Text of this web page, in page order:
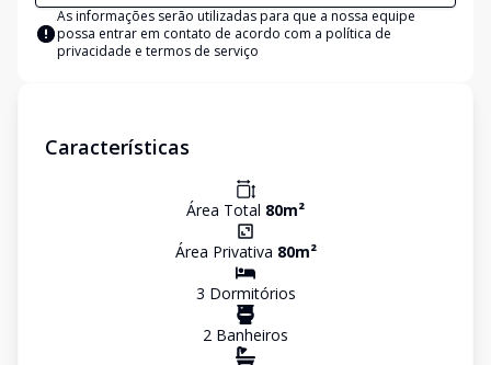
As informações serão utilizadas para que a nossa equipe
possa entrar em contato de acordo com a política de
privacidade e termos de serviço
Características
Área Total 80m²
Área Privativa 80m²
3 Dormitórios
2 Banheiros